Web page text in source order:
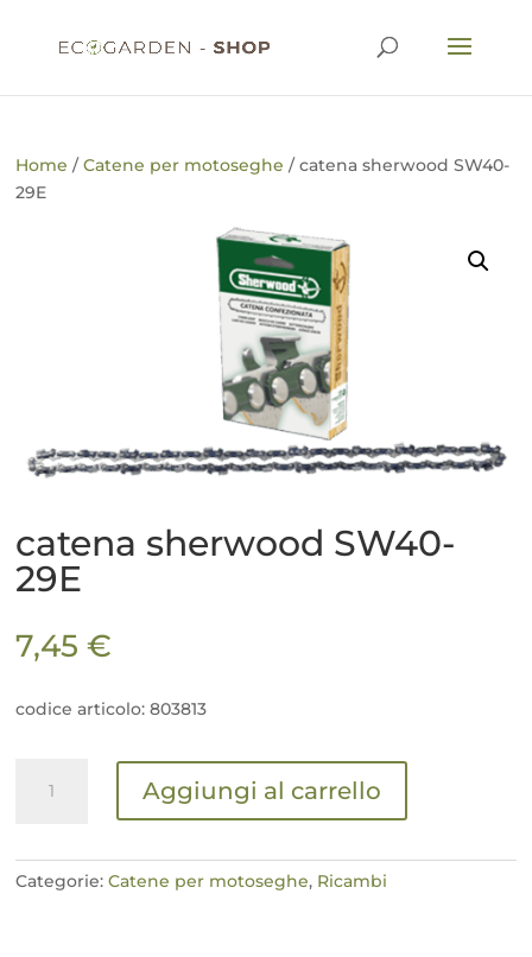
Home /Catene per motoseghe / catena sherwood SW40-
29E
catena sherwood SW40-
29E
7,45€
codice articolo: 803813
sherwood
quantità
Aggiungi al carrello
Categorie:Catene per motoseghe, Ricambi